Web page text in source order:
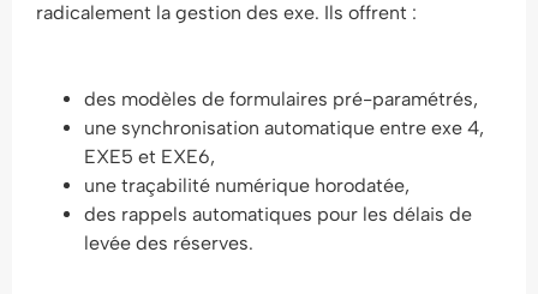
radicalement la gestion des exe. Ils offrent :
des modèles de formulaires pré-paramétrés,
une synchronisation automatique entre exe 4,
EXE5 et EXE6,
une traçabilité numérique horodatée,
des rappels automatiques pour les délais de
levée des réserves.